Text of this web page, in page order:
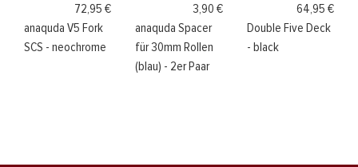
72,95 €
anaquda V5 Fork
SCS - neochrome
3,90 €
anaquda Spacer
für 30mm Rollen
(blau) - 2er Paar
64,95 €
Double Five Deck
- black